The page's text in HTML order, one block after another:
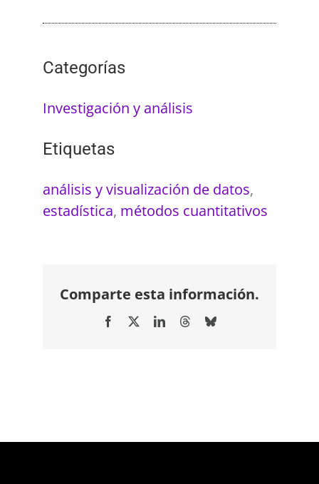
Categorías
Investigación y análisis
Etiquetas
análisis y visualización de datos,
estadística, métodos cuantitativos
Comparte esta información.
Facebook LinkedInThreadsBluesky